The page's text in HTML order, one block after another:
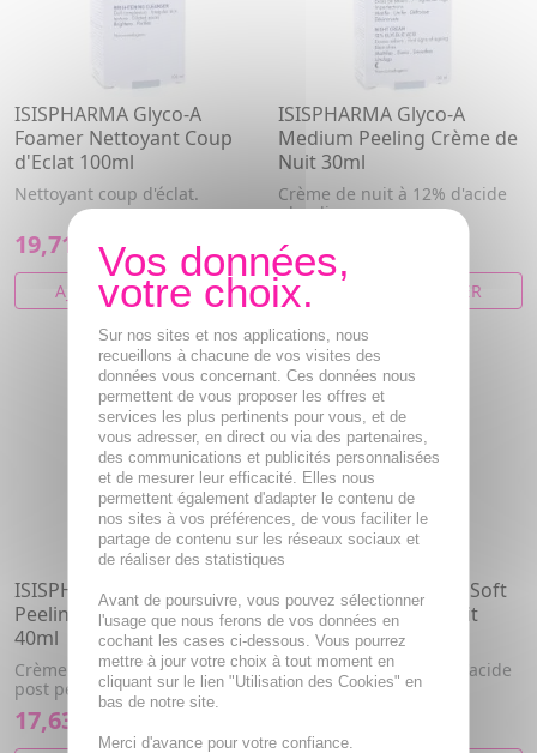
ISISPHARMA Glyco-A
Foamer Nettoyant Coup
d'Eclat 100ml
Nettoyant coup d'éclat.
19,71€
AJOUTER AU PANIER
ISISPHARMA Glyco-A
Medium Peeling Crème de
Nuit 30ml
Crème de nuit à 12% d'acide
glycolique
22,84€
AJOUTER AU PANIER
ISISPHARMA Glyco-A Post
Peeling Crème Apaisante
40ml
Crème apaisante réparatrice
post peeling.
17,63€
ISISPHARMA Glyco-A Soft
Peeling Crème de nuit
30ml
Crème de nuit à 5.5% d'acide
Glycolique
Sur nos sites et nos applications, nous
recueillons à chacune de vos visites des
données vous concernant. Ces données nous
permettent de vous proposer les offres et
services les plus pertinents pour vous, et de
vous adresser, en direct ou via des partenaires,
des communications et publicités personnalisées
et de mesurer leur efficacité. Elles nous
permettent également d'adapter le contenu de
nos sites à vos préférences, de vous faciliter le
partage de contenu sur les réseaux sociaux et
de réaliser des statistiques
Avant de poursuivre, vous pouvez sélectionner
l'usage que nous ferons de vos données en
cochant les cases ci-dessous. Vous pourrez
mettre à jour votre choix à tout moment en
cliquant sur le lien "Utilisation des Cookies" en
bas de notre site.
Merci d'avance pour votre confiance.